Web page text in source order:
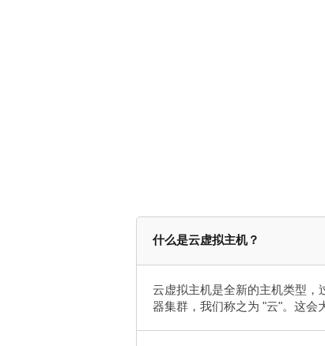
什么是云虚拟主机？
云虚拟主机是全新的主机类型，
器集群，我们称之为 "云"。这会